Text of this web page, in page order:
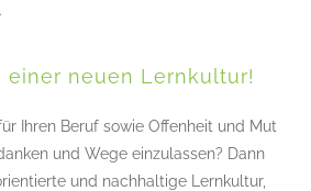
einer neuen Lernkultur!
Ihren Beruf sowie Offenheit und Mut
und Wege einzulassen? Dann
und nachhaltige Lernkultur,